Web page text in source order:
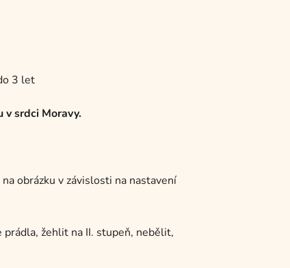
3 let
v srdci Moravy.
obrázku v závislosti na nastavení
prádla, žehlit na II. stupeň, nebělit,